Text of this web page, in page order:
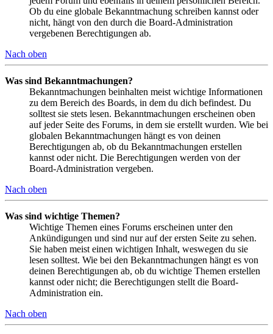
Ob du eine globale Bekanntmachung schreiben kannst oder
nicht, hängt von den durch die Board-Administration
vergebenen Berechtigungen ab.
Nach oben
Was sind Bekanntmachungen?
Bekanntmachungen beinhalten meist wichtige Informationen
zu dem Bereich des Boards, in dem du dich befindest. Du
solltest sie stets lesen. Bekanntmachungen erscheinen oben
auf jeder Seite des Forums, in dem sie erstellt wurden. Wie bei
globalen Bekanntmachungen hängt es von deinen
Berechtigungen ab, ob du Bekanntmachungen erstellen
kannst oder nicht. Die Berechtigungen werden von der
Board-Administration vergeben.
Nach oben
Was sind wichtige Themen?
Wichtige Themen eines Forums erscheinen unter den
Ankündigungen und sind nur auf der ersten Seite zu sehen.
Sie haben meist einen wichtigen Inhalt, weswegen du sie
lesen solltest. Wie bei den Bekanntmachungen hängt es von
deinen Berechtigungen ab, ob du wichtige Themen erstellen
kannst oder nicht; die Berechtigungen stellt die Board-
Administration ein.
Nach oben